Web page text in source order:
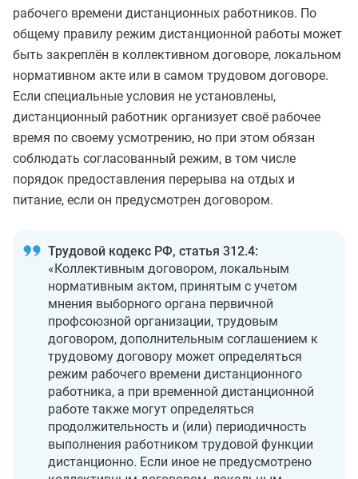
рабочего времени дистанционных работников. По
общему правилу режим дистанционной работы может
быть закреплён в коллективном договоре, локальном
нормативном акте или в самом трудовом договоре.
Если специальные условия не установлены,
дистанционный работник организует своё рабочее
время по своему усмотрению, но при этом обязан
соблюдать согласованный режим, в том числе
порядок предоставления перерыва на отдых и
питание, если он предусмотрен договором.
Трудовой кодекс РФ, статья 312.4:
«Коллективным договором, локальным
нормативным актом, принятым с учетом
мнения выборного органа первичной
профсоюзной организации, трудовым
договором, дополнительным соглашением к
трудовому договору может определяться
режим рабочего времени дистанционного
работника, а при временной дистанционной
работе также могут определяться
продолжительность и (или) периодичность
выполнения работником трудовой функции
дистанционно. Если иное не предусмотрено